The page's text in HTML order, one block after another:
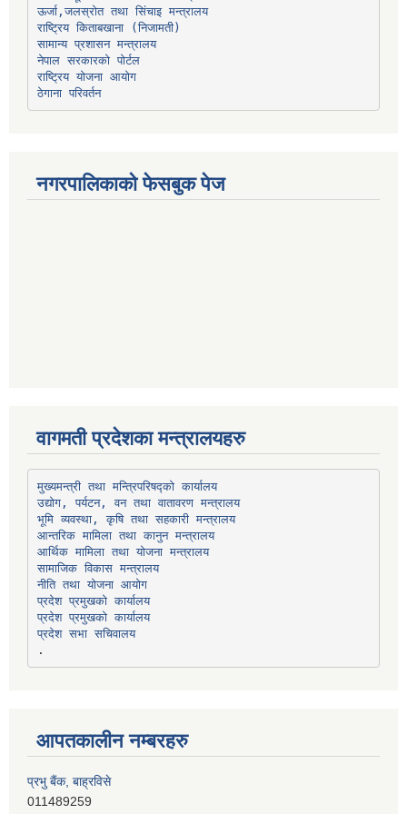
ऊर्जा,जलस्रोत तथा सिंचाइ मन्त्रालय
सामान्य प्रशासन मन्त्रालय
नेपाल सरकारको पोर्टल
राष्ट्रिय योजना आयोग
ठेगाना परिवर्तन
नगरपालिकाको फेसबुक पेज
वागमती प्रदेशका मन्त्रालयहरु
मुख्यमन्त्री तथा मन्त्रिपरिषद्को कार्यालय
उद्योग, पर्यटन, वन तथा वातावरण मन्त्रालय
भूमि व्यवस्था, कृषि तथा सहकारी मन्त्रालय
आन्तरिक मामिला तथा कानुन मन्त्रालय
आर्थिक मामिला तथा योजना मन्त्रालय
सामाजिक विकास मन्त्रालय
नीति तथा योजना आयोग
प्रदेश प्रमुखको कार्यालय
प्रदेश प्रमुखको कार्यालय
प्रदेश सभा सचिवालय
आपतकालीन नम्बरहरु
प्रभु बैंक, बाह्रविसे
011489259